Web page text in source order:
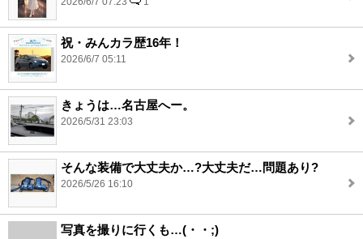
祝・みんカラ歴16年！
2026/6/7 05:11
きょうは…名古屋へー。
2026/5/31 23:03
そんな装備で大丈夫か…?大丈夫だ…問題あり?
2026/5/26 16:10
写真を撮りに行くも…(・・;)